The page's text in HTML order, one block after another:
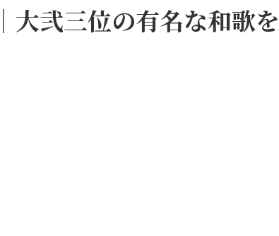
大弐三位の有名な和歌を